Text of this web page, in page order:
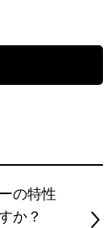
の特性
か？